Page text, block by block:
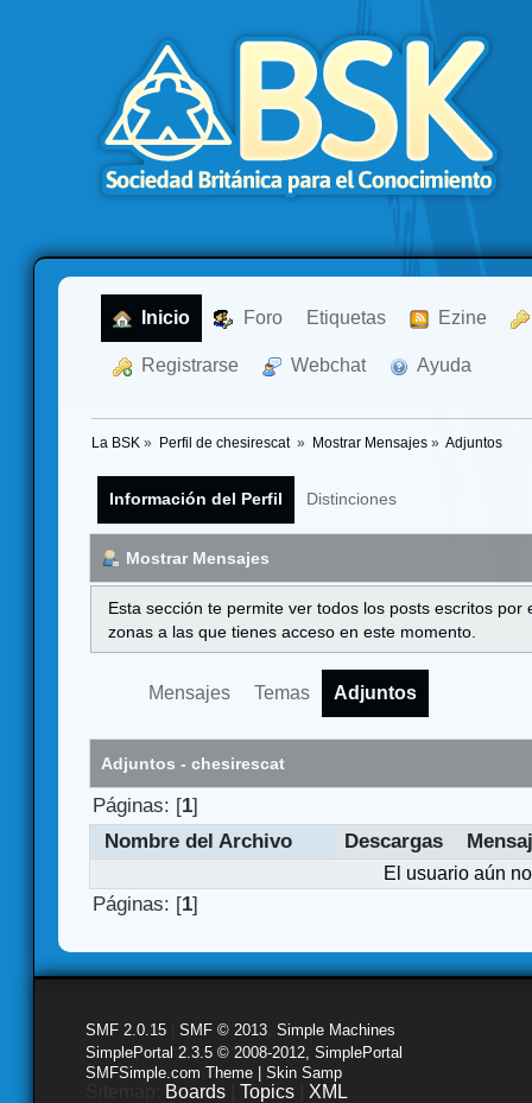
Inicio Foro Etiquetas Ezine
Registrarse Webchat Ayuda
La BSK » Perfil de chesirescat » Mostrar Mensajes» Adjuntos
Información del Perfil Distinciones
Mostrar Mensajes
Esta sección te permite ver todos los posts escritos
zonas a las que tienes acceso en este momento.
Mensajes Temas Adjuntos
Adjuntos - chesirescat
Páginas: [1]
Nombre del Archivo
Descargas
El usuario aún
Páginas: [1]
SMF 2.0.15 SMF © 2013 Simple Machines
SimplePortal 2.3.5 © 2008-2012, SimplePortal
SMFSimple.com Theme | Skin Samp
Boards Topics XML